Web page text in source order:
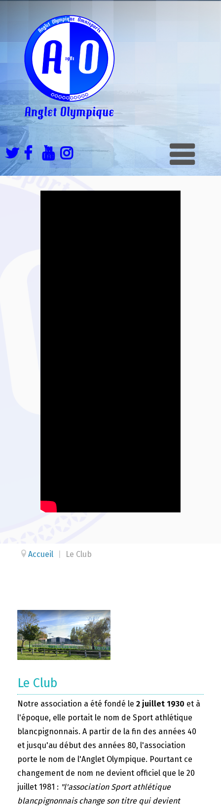
Accueil Le Club
Le Club
Notre association a été fondé le 2 juillet 1930 et à
l'époque, elle portait le nom de Sport athlétique
blancpignonnais. A partir de la fin des années 40
et jusqu'au début des années 80, l'association
porte le nom de l'Anglet Olympique. Pourtant ce
changement de nom ne devient officiel que le 20
juillet 1981 : "l'association Sport athlétique
blancpignonnais change son titre qui devient